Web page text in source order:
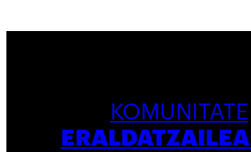
KOMUNITATE